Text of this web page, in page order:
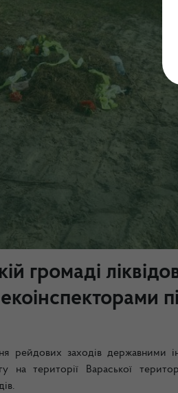
громаді
рейдових заходів державними
на території Вараської